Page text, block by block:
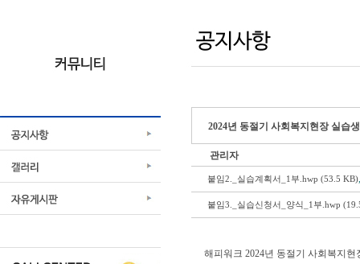
2024년 동절기 사회복지현장 실습
관리자
붙임2._실습계획서_1부.hwp (53.5 KB)
붙임3._실습신청서_양식_1부.hwp
해피워크 2024년 동절기 사회복지현